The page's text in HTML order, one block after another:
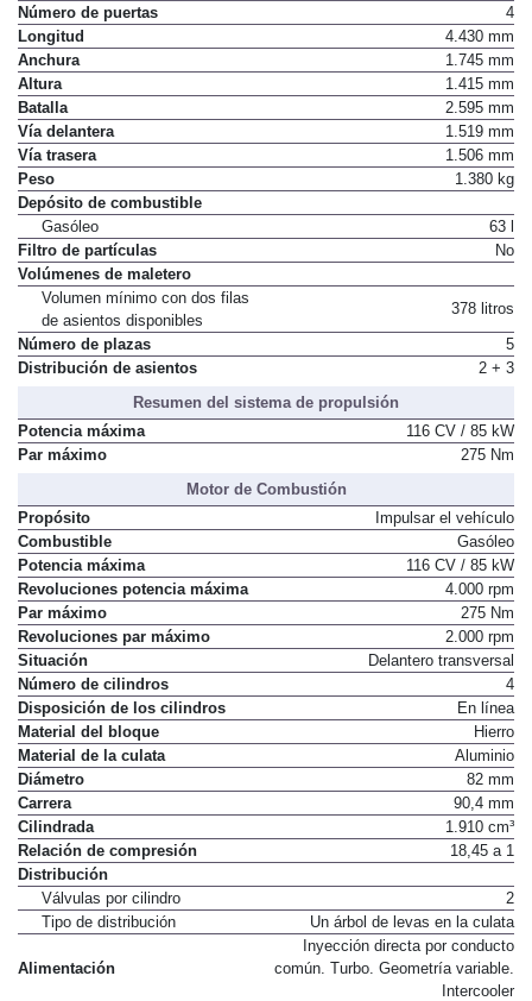
Número de puertas
4
Longitud
4.430 mm
Anchura
1.745 mm
Altura
1.415 mm
Batalla
2.595 mm
Vía delantera
1.519 mm
Vía trasera
1.506 mm
Peso
1.380 kg
Depósito de combustible
Gasóleo
63 l
Filtro de partículas
No
Volúmenes de maletero
Volumen mínimo con dos filas
de asientos disponibles
378 litros
Número de plazas
5
Distribución de asientos
2 + 3
Resumen del sistema de propulsión
Potencia máxima
116 CV / 85 kW
Par máximo
275 Nm
Motor de Combustión
Propósito
Impulsar el vehículo
Combustible
Gasóleo
Potencia máxima
116 CV / 85 kW
Revoluciones potencia máxima
4.000 rpm
Par máximo
275 Nm
Revoluciones par máximo
2.000 rpm
Situación
Delantero transversal
Número de cilindros
4
Disposición de los cilindros
En línea
Material del bloque
Hierro
Material de la culata
Aluminio
Diámetro
82 mm
Carrera
90,4 mm
Cilindrada
1.910 cm³
Relación de compresión
18,45 a 1
Distribución
Válvulas por cilindro
2
Tipo de distribución
Un árbol de levas en la culata
Alimentación
Inyección directa por conducto
común. Turbo. Geometría variable.
Intercooler